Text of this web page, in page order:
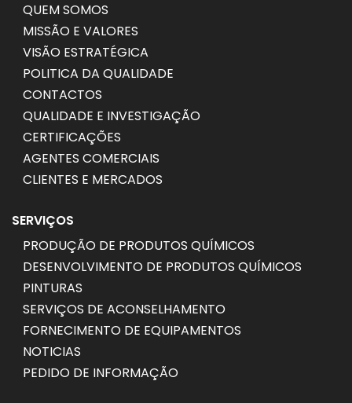
QUEM SOMOS
MISSÃO E VALORES
VISÃO ESTRATÉGICA
POLITICA DA QUALIDADE
CONTACTOS
QUALIDADE E INVESTIGAÇÃO
CERTIFICAÇÕES
AGENTES COMERCIAIS
CLIENTES E MERCADOS
SERVIÇOS
PRODUÇÃO DE PRODUTOS QUÍMICOS
DESENVOLVIMENTO DE PRODUTOS QUÍMICOS
PINTURAS
SERVIÇOS DE ACONSELHAMENTO
FORNECIMENTO DE EQUIPAMENTOS
NOTICIAS
PEDIDO DE INFORMAÇÃO